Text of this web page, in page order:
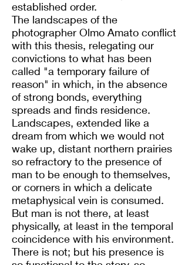
established order.
The landscapes of the
photographer Olmo Amato conflict
with this thesis, relegating our
convictions to what has been
called "a temporary failure of
reason" in which, in the absence
of strong bonds, everything
spreads and finds residence.
Landscapes, extended like a
dream from which we would not
wake up, distant northern prairies
so refractory to the presence of
man to be enough to themselves,
or corners in which a delicate
metaphysical vein is consumed.
But man is not there, at least
physically, at least in the temporal
coincidence with his environment.
There is not; but his presence is